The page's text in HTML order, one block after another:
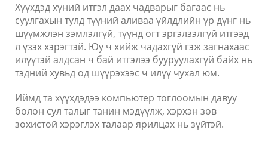
Хүүхдэд хүний итгэл даах чадварыг багаас нь
суулгахын тулд түүний аливаа үйлдлийн үр дүнг нь
шүүмжлэн зэмлэлгүй, түүнд огт эргэлзэлгүй итгээд
л үзэх хэрэгтэй. Юу ч хийж чадахгүй гэж загнахаас
илүүтэй алдсан ч бай итгэлээ бууруулахгүй байх нь
тэдний хувьд од шүүрэхээс ч илүү чухал юм.
Иймд та хүүхдэдээ компьютер тоглоомын давуу
болон сул талыг танин мэдүүлж, хэрхэн зөв
зохистой хэрэглэх талаар ярилцах нь зүйтэй.